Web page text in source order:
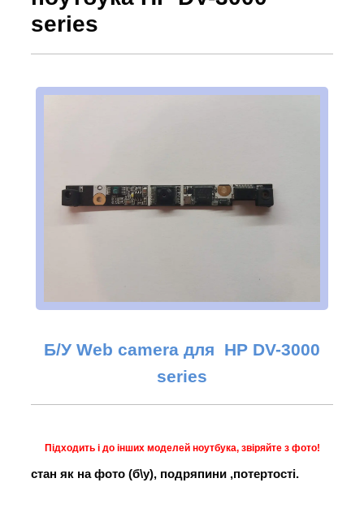
series
Б/У Web camera для HP DV-3000
series
Підходить і до інших моделей ноутбука, звіряйте з фото!
стан як на фото (б\у), подряпини ,потертості.